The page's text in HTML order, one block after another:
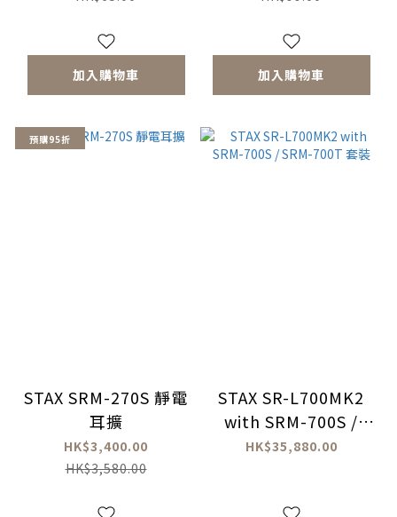
加入購物車 加入購物車
預購95折
STAX SRM-270S 靜電
耳擴
HK$3,400.00
HK$3,580.00
STAX SR-L700MK2
with SRM-700S /
SRM-700T 套裝
HK$35,880.00